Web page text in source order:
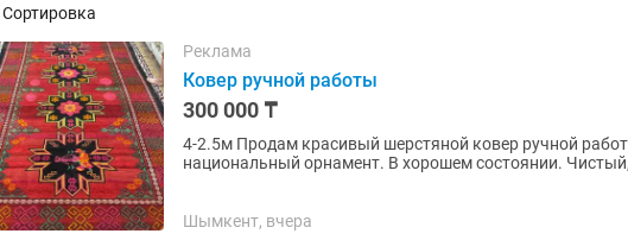
Сортировка
Реклама
Ковер ручной работы
300 000 ₸
4-2.5м Продам красивый шерстяной ковер ручной
национальный орнамент. В хорошем состоянии.
Шымкент, вчера